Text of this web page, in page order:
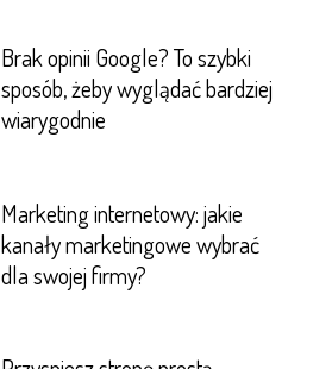
Brak opinii Google? To szybki
sposób, żeby wyglądać bardziej
wiarygodnie
Marketing internetowy: jakie
kanały marketingowe wybrać
dla swojej firmy?